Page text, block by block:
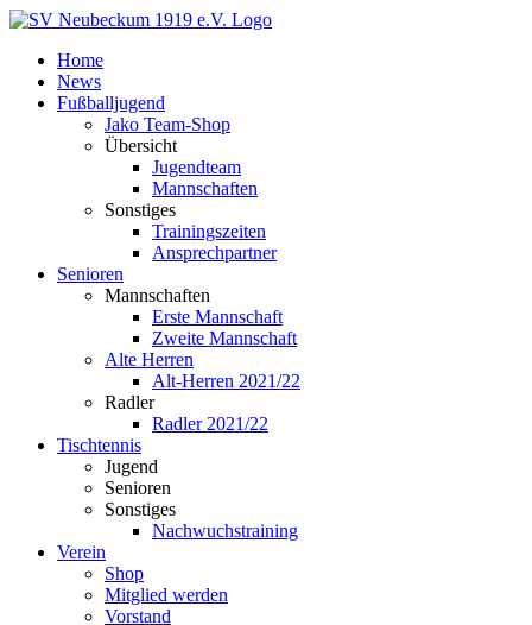
Zum
springenHome
News
Fußballjugend
Jako Team-Shop
Übersicht
Jugendteam
Mannschaften
Sonstiges
Trainingszeiten
Ansprechpartner
Senioren
Mannschaften
Erste Mannschaft
Zweite Mannschaft
Alte Herren
Alt-Herren 2021/22
Radler
Radler 2021/22
Tischtennis
Jugend
Senioren
Sonstiges
Nachwuchstraining
Verein
Shop
Mitglied werden
Vorstand